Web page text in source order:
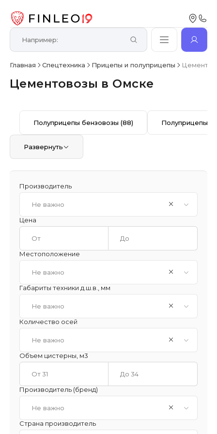
Главная Спецтехника Прицепы и полуприцепы
Цементовозы в Омске
Полуприцепы бензовозы(88) Полуприцепы
Развернуть
Производитель
Не важно
Цена
Местоположение
Не важно
Габариты техники д.ш.в., мм
Не важно
Количество осей
Не важно
Объем цистерны, м3
Производитель (бренд)
Не важно
Страна производитель